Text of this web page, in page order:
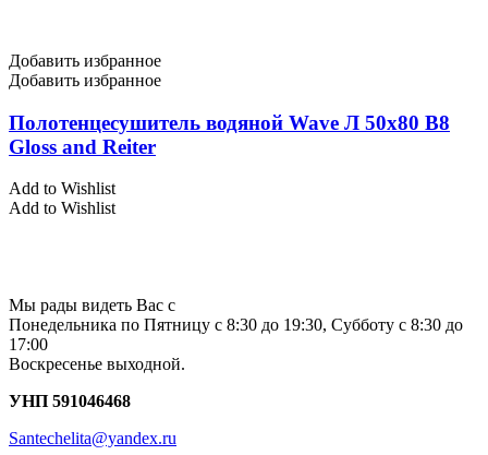
Добавить избранное
Добавить избранное
Полотенцесушитель водяной Wave Л 50х80 В8
Gloss and Reiter
Add to Wishlist
Add to Wishlist
Мы рады видеть Вас с
Понедельника по Пятницу с 8:30 до 19:30, Субботу с 8:30 до
17:00
Воскресенье выходной.
УНП 591046468
Santechelita@yandex.ru